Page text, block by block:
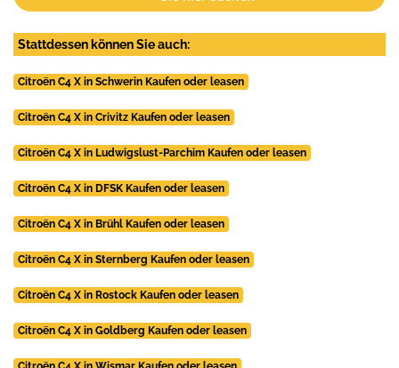
Stattdessen können Sie auch:
Citroën C4 X in Schwerin Kaufen oder leasen
Citroën C4 X in Crivitz Kaufen oder leasen
Citroën C4 X in Ludwigslust-Parchim Kaufen oder leasen
Citroën C4 X in DFSK Kaufen oder leasen
Citroën C4 X in Brühl Kaufen oder leasen
Citroën C4 X in Sternberg Kaufen oder leasen
Citroën C4 X in Rostock Kaufen oder leasen
Citroën C4 X in Goldberg Kaufen oder leasen